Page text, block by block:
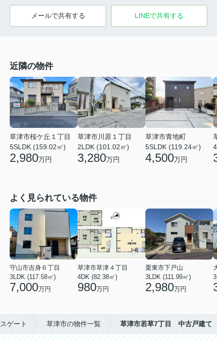
メールで共有する LINEで共有する
近隣の物件
草津市桜ケ丘１丁目
5SLDK (159.02㎡)
2,980万円
草津市川原１丁目
2LDK (101.02㎡)
3,280万円
草津市青地町
5SLDK (119.24㎡)
4,500万円
よく見られている物件
守山市吉身６丁目
3LDK (117.58㎡)
7,000万円
草津市草津４丁目
4DK (82.38㎡)
980万円
栗東市下戸山
3LDK (111.99㎡)
2,980万円
ゲート 草津市の物件一覧 草津市若草7丁目 中古戸建て